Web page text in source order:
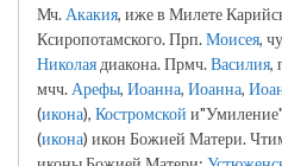
Мч. Акакия, иже в Милете
Ксиропотамского. Прп.Моисея,
Николая диакона. Прмч.Василия,
мчч. Арефы, Иоанна, Иоанна,
(икона), Костромской и"Умиление"
(икона) икон Божией Матери.